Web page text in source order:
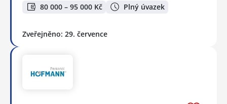
80 000 – 95 000 Kč Plný úvazek
Zveřejněno: 29. července